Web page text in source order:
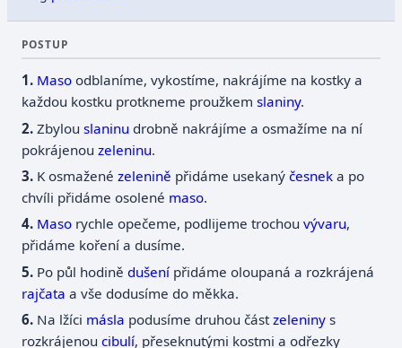
POSTUP
Maso odblaníme, vykostíme, nakrájíme na kostky a
každou kostku protkneme proužkemslaniny.
Zbylouslaninu drobně nakrájíme a osmažíme na ní
pokrájenouzeleninu.
K osmaženézelenině přidáme usekanýčesnek a po
chvíli přidáme osolené maso.
Maso rychle opečeme, podlijeme trochouvývaru,
přidáme koření a dusíme.
Po půl hodinědušení přidáme oloupaná a rozkrájená
rajčata a vše dodusíme do měkka.
Na lžíci másla podusíme druhou částzeleniny s
rozkrájenoucibulí, přeseknutými kostmi a odřezky